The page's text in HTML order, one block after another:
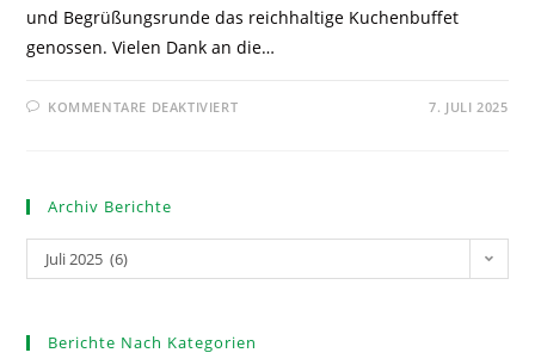
und Begrüßungsrunde das reichhaltige Kuchenbuffet
genossen. Vielen Dank an die…
KOMMENTARE DEAKTIVIERT 7. JULI 2025
Archiv Berichte
Juli 2025 (6)
Berichte Nach Kategorien